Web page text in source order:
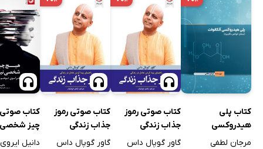
کتاب پلی
هیدروکسی
آلکانوات
مرجان لطفی
کتاب صوتی رموز
جذاب زندگی
گاور گوپال داس
کتاب صوتی رموز
جذاب زندگی
گاور گوپال داس
کتاب
چیز
دانیل ایروی